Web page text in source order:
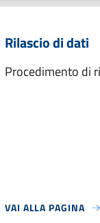
Rilascio di dati
Procedimento di
VAI ALLA PAGINA